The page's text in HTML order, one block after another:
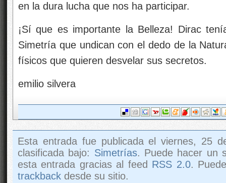
en la dura lucha que nos ha participar.
¡Sí que es importante la Belleza! Dirac
Simetría que undican con el dedo de la
físicos que quieren desvelar sus secretos.
emilio silvera
Esta entrada fue publicada el viernes, 25
clasificada bajo: Simetrías. Puede hacer un
esta entrada gracias al feed RSS 2.0.
trackback desde su sitio.